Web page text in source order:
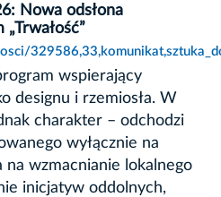
Nowa odsłona
wspierający
designu i rzemiosła. W
charakter – odchodzi
wyłącznie na
wzmacnianie lokalnego
inicjatyw oddolnych,